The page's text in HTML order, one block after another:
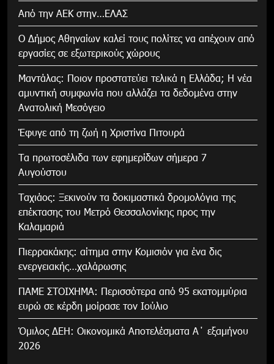
Από την ΑΕΚ στην…ΕΛΑΣ
Ο Δήμος Αθηναίων καλεί τους πολίτες να απέχουν από
εργασίες σε εξωτερικούς χώρους
Μαντάλας: Ποιον προστατεύει τελικά η Ελλάδα; Η νέα
αμυντική συμφωνία που αλλάζει τα δεδομένα στην
Ανατολική Μεσόγειο
Έφυγε από τη ζωή η Χριστίνα Πιτουρά
Τα πρωτοσέλιδα των εφημερίδων σήμερα 7
Αυγούστου
Tαχιάος: Ξεκινούν τα δοκιμαστικά δρομολόγια της
επέκτασης του Μετρό Θεσσαλονίκης προς την
Καλαμαριά
Πιερρακάκης: αίτημα στην Κομισιόν για ένα δις
ενεργειακής…χαλάρωσης
ΠΑΜΕ ΣΤΟΙΧΗΜΑ: Περισσότερα από 95 εκατομμύρια
ευρώ σε κέρδη μοίρασε τον Ιούλιο
Όμιλος ΔΕΗ: Οικονομικά Αποτελέσματα Α΄ εξαμήνου
2026